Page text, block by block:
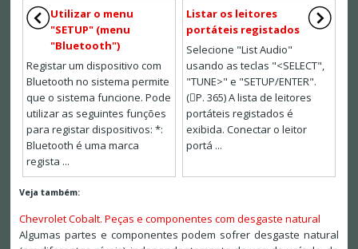
Utilizar o menu
"SETUP" (menu
"Bluetooth")
Registar um dispositivo com
Bluetooth no sistema permite
que o sistema funcione. Pode
utilizar as seguintes funções
para registar dispositivos: *:
Bluetooth é uma marca
regista ...
Listar os leitores
portáteis registados
Selecione "List Audio"
usando as teclas "<SELECT",
"TUNE>" e "SETUP/ENTER".
(P. 365) A lista de leitores
portáteis registados é
exibida. Conectar o leitor
portá ...
Veja também:
Chevrolet Cobalt. Peças e componentes com desgaste natural
Algumas partes e componentes podem sofrer desgaste natural